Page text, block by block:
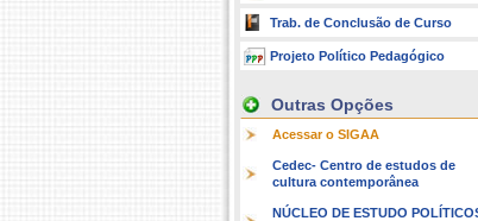
Trab. de Conclusão de Curso
Projeto Político Pedagógico
Outras Opções
Acessar o SIGAA
Cedec- Centro de estudos de
cultura contemporânea
NÚCLEO DE ESTUDO